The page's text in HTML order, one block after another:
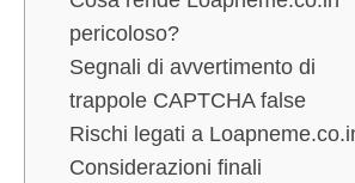
pericoloso?
Segnali di avvertimento di
trappole CAPTCHA false
Rischi legati a
Considerazioni finali